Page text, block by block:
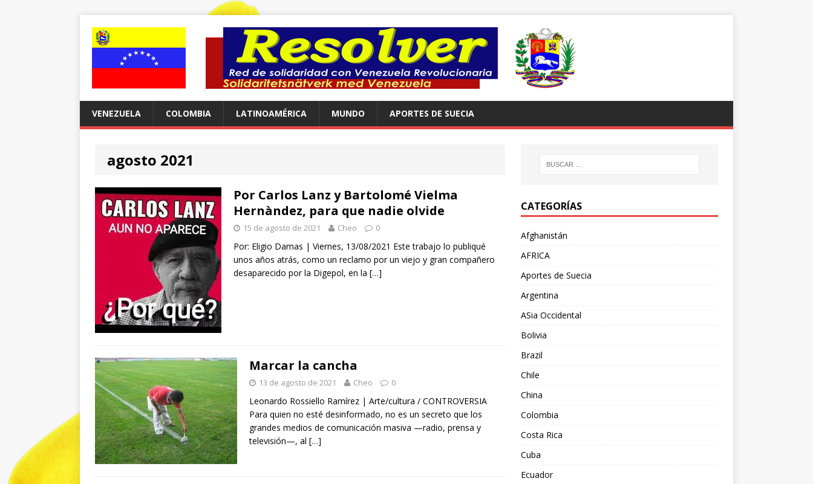
VENEZUELA COLOMBIA LATINOAMÉRICA MUNDO APORTES DE SUECIA
agosto 2021
Por Carlos Lanz y Bartolomé Vielma
Hernàndez, para que nadie olvide
15 de agosto de 2021 Cheo 0
Por: Eligio Damas | Viernes, 13/08/2021 Este trabajo lo publiqué
unos años atrás, como un reclamo por un viejo y gran compañero
desaparecido por la Digepol, en la […]
Marcar la cancha
13 de agosto de 2021 Cheo 0
Leonardo Rossiello Ramírez | Arte/cultura / CONTROVERSIA
Para quien no esté desinformado, no es un secreto que los
grandes medios de comunicación masiva —radio, prensa y
televisión—, al […]
CATEGORÍAS
Afghanistán
AFRICA
Aportes de Suecia
Argentina
ASia Occidental
Bolivia
Brazil
Chile
China
Colombia
Costa Rica
Cuba
Ecuador